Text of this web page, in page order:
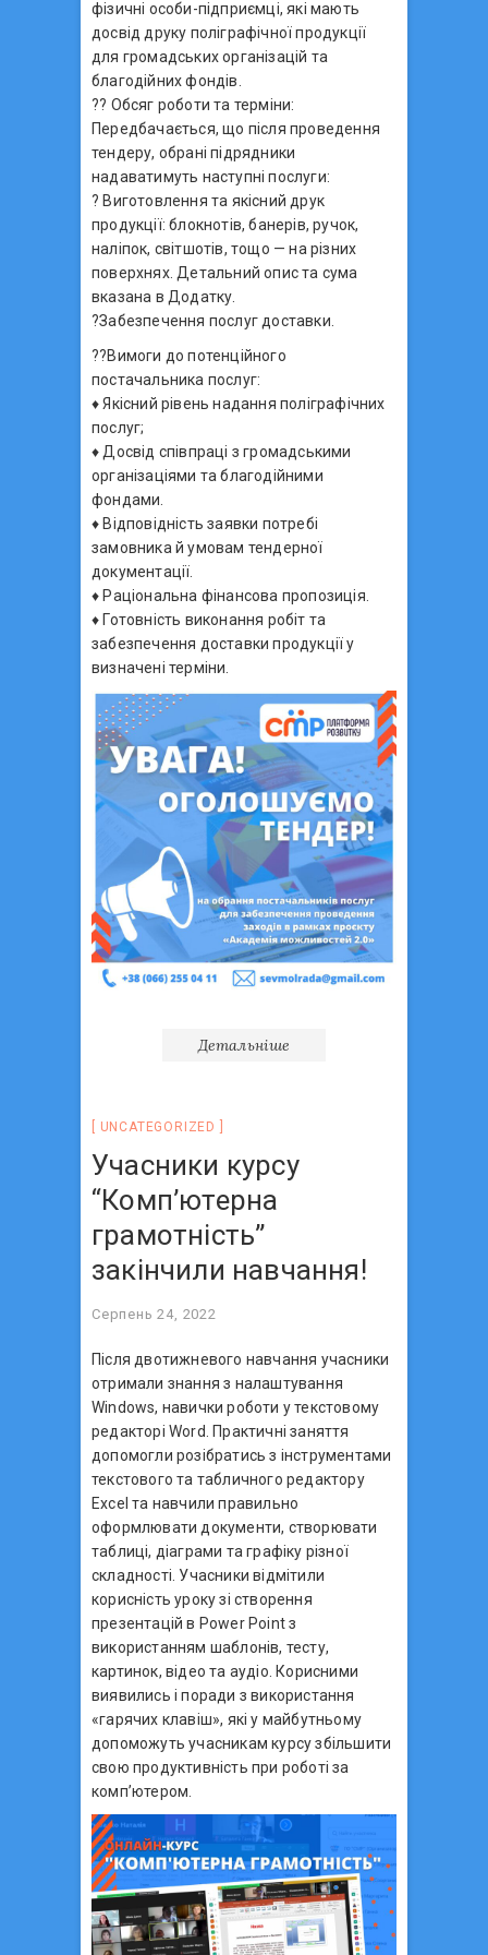
фізичні особи-підприємці, які мають
досвід друку поліграфічної продукції
для громадських організацій та
благодійних фондів.
?? Обсяг роботи та терміни:
Передбачається, що після проведення
тендеру, обрані підрядники
надаватимуть наступні послуги:
? Виготовлення та якісний друк
продукції: блокнотів, банерів, ручок,
наліпок, світшотів, тощо — на різних
поверхнях. Детальний опис та сума
вказана в Додатку.
?Забезпечення послуг доставки.
??Вимоги до потенційного
постачальника послуг:
♦️ Якісний рівень надання поліграфічних
послуг;
♦️ Досвід співпраці з громадськими
організаціями та благодійними
фондами.
♦️ Відповідність заявки потребі
замовника й умовам тендерної
документації.
♦️ Раціональна фінансова пропозиція.
♦️ Готовність виконання робіт та
забезпечення доставки продукції у
визначені терміни.
Детальніше
UNCATEGORIZED
Учасники курсу
“Комп’ютерна
грамотність”
закінчили навчання!
Серпень 24, 2022
Після двотижневого навчання учасники
отримали знання з налаштування
Windows, навички роботи у текстовому
редакторі Word. Практичні заняття
допомогли розібратись з інструментами
текстового та табличного редактору
Excel та навчили правильно
оформлювати документи, створювати
таблиці, діаграми та графіку різної
складності. Учасники відмітили
корисність уроку зі створення
презентацій в Power Point з
використанням шаблонів, тесту,
картинок, відео та аудіо. Корисними
виявились і поради з використання
«гарячих клавіш», які у майбутньому
допоможуть учасникам курсу збільшити
свою продуктивність при роботі за
комп’ютером.